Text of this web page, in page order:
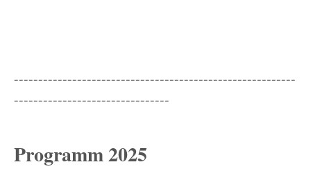
----------------------------------------------------------
--------------------------------
Programm 2025